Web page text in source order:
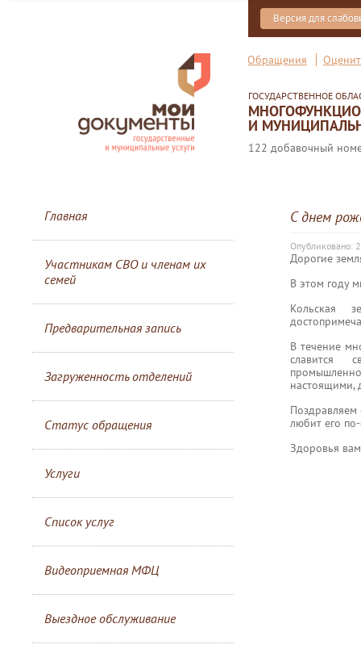
Версия для
Обращения
ГОСУДАРСТВЕННОЕ
И
122 добавочный
Главная
Участникам СВО и членам их
семей
Предварительная запись
Загруженность отделений
Статус обращения
Услуги
Список услуг
Видеоприемная МФЦ
Выездное обслуживание
С днем
Опубликовано:
Дорогие
В этом году
Кольская
В течение
славится
настоящими,
любит его
Здоровья